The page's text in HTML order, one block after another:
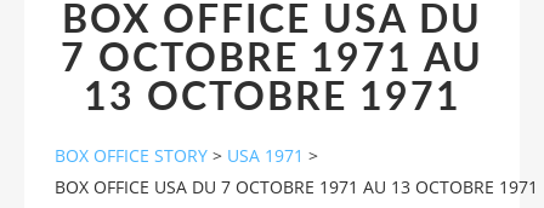
BOX OFFICE USA DU
7 OCTOBRE 1971 AU
13 OCTOBRE 1971
BOX OFFICE STORY > USA 1971 >
BOX OFFICE USA DU 7 OCTOBRE 1971 AU 13 OCTOBRE 1971